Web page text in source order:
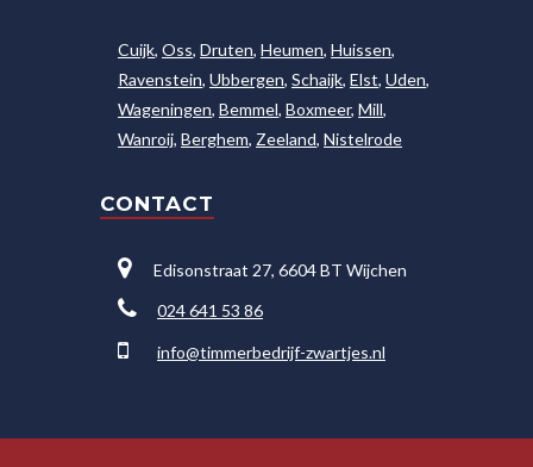
Cuijk, Oss, Druten, Heumen, Huissen,
Ravenstein, Ubbergen, Schaijk, Elst, Uden,
Wageningen, Bemmel, Boxmeer, Mill,
Wanroij, Berghem, Zeeland, Nistelrode
CONTACT
Edisonstraat 27, 6604 BT Wijchen
024 641 53 86
info@timmerbedrijf-zwartjes.nl